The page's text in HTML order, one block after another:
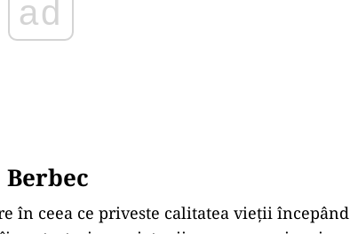
în ceea ce priveste calitatea vieţii începând